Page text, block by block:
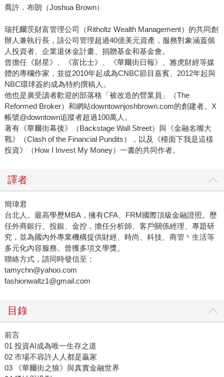
喬許．布朗（Joshua Brown）
瑞托爾茨財富管理公司（Ritholtz Wealth Management）的共同創
辦人兼執行長，該公司管理超過40億美元資產，服務對象涵蓋個
人投資者、企業退休金計畫、捐贈基金和基金會。
曾擔任《財星》、《富比士》、《華爾街日報》、雅虎財經等媒
體的專欄作家，並從2010年起成為CNBC節目嘉賓、2012年起與
NBC環球簽約成為特約撰稿人。
他也是廣受讀者歡迎的部落格「被改造的營業員」（The
Reformed Broker）和網站downtownjoshbrown.com的創建者。X
帳號@downtown追蹤者超過100萬人。
著有《華爾街幕後》（Backstage Wall Street）與《金融名嘴大
戰》（Clash of the Financial Pundits），以及《檯面下我是這樣
投資》（How I Invest My Money）一書的共同作者。
譯者
簡瑋君
台北人。最高學歷MBA，擁有CFA、FRM國際頂級金融證照。歷
任外商銀行、投銀、金控，擔任分析師、客戶關係經理、專題研
究，並為國內外專業機構提供財經、時尚、科技、商管丶生活等
多元化內容服務。曾獲多項文學獎。
聯絡方式，請同時發信至：
tamychn@yahoo.com
fashionwaltz1@gmail.com
目錄
前言
01 投資AI成為唯一生存之道
02 市場不容許人人都是贏家
03 《華爾街之狼》與真實金融世界